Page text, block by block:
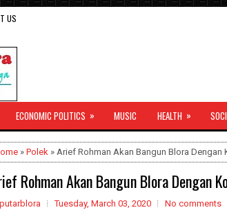
US
ECONOMIC POLITICS » MUSIC HEALTH »
» Polek » Arief Rohman Akan Bangun Blora Dengan
Rohman Akan Bangun Blora Dengan
Tuesday, March 03, 2020 No comments